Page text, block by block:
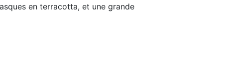
en terracotta, et une grande